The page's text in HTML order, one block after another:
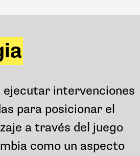
ejecutar intervenciones
para posicionar el
a través del juego
como un aspecto